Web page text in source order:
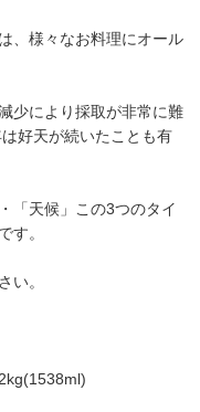
、様々なお料理にオール
少により採取が非常に難
好天が続いたことも有
「天候」この3つのタイ
す。
い。